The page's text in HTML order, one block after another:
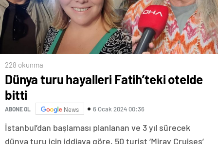
228 okunma
Dünya turu hayalleri Fatih’teki otelde
bitti
ABONE OL News 6 Ocak 2024 00:36
İstanbul’dan başlaması planlanan ve 3 yıl sürecek
dünya turu için iddiaya göre, 50 turist ‘Miray Cruises’